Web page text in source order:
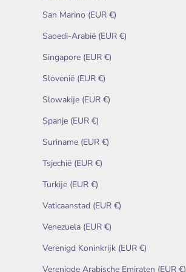
San Marino (EUR €)
Saoedi-Arabië (EUR €)
Singapore (EUR €)
Slovenië (EUR €)
Slowakije (EUR €)
Spanje (EUR €)
Suriname (EUR €)
Tsjechië (EUR €)
Turkije (EUR €)
Vaticaanstad (EUR €)
Venezuela (EUR €)
Verenigd Koninkrijk (EUR €)
Verenigde Arabische Emiraten (EUR €)